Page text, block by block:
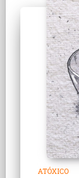
ATÓXICO